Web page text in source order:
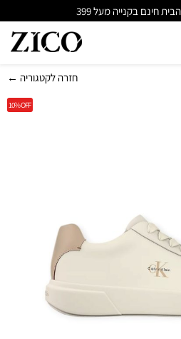
חינם בקנייה מעל 399
← חזרה לקטגוריה
10%OFF